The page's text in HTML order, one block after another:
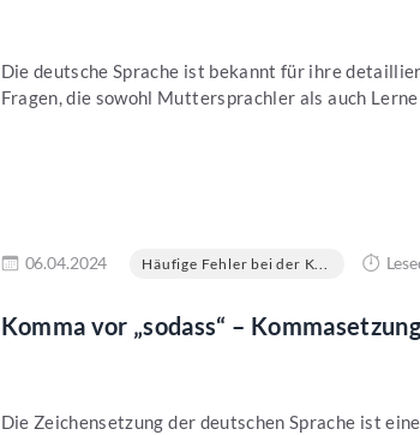
Die deutsche Sprache ist bekannt für ihre
Fragen, die sowohl Muttersprachler als auch
06.04.2024 Häufige Fehler bei der K...
Komma vor „sodass“ –
Die Zeichensetzung der deutschen Sprache ist